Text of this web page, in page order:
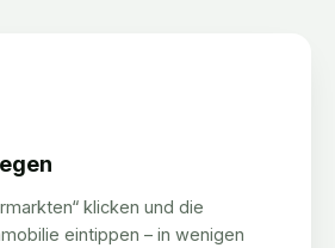
klicken und die
eintippen – in wenigen